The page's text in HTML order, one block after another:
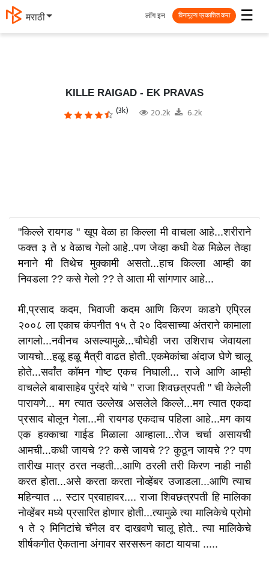
मराठी ☰
लॉग इन विनामूल्य प्रकाशित करा
KILLE RAIGAD - EK PRAVAS
(3k) 20.2k 6.2k
"किल्ले रायगड " खूप वेळा हा किल्ला मी वाचला आहे...शरीराने
फक्त ३ ते ४ वेळाच गेलो आहे..पण जेव्हा कधी वेळ मिळेल तेव्हा
मनाने मी तिथेच मुक्कामी असतो...हाच किल्ला आम्ही का
निवडला ?? कसे गेलो ?? ते आता मी सांगणार आहे...
मी,प्रसाद कदम, भिवाजी कदम आणि किरण काडगे एप्रिल
२००८ ला एकाच कंपनीत १५ ते २० दिवसाच्या अंतराने कामाला
लागलो...नवीनच असल्यामुळे...चौघेही जरा उशिराच जेवायला
जायचो...हळू हळू मैत्री वाढत होती..एकमेकांचा अंदाज घेणे चालू
होते...सर्वांत कॉमन गोष्ट एकच निघाली... राजे आणि आम्ही
वाचलेले बाबासाहेब पुरंदरे यांचे " राजा शिवछत्रपती " ची केलेली
पारायणे... मग त्यात उल्लेख असलेले किल्ले...मग त्यात एकदा
प्रसाद बोलून गेला...मी रायगड एकदाच पहिला आहे...मग काय
एक हक्काचा गाईड मिळाला आम्हाला...रोज चर्चा असायची
आमची...कधी जायचे ?? कसे जायचे ?? कुठून जायचे ?? पण
तारीख मात्र ठरत नव्हती...आणि ठरली तरी किरण नाही नाही
करत होता...असे करता करता नोव्हेंबर उजाडला...आणि त्याच
महिन्यात ... स्टार प्रवाहावर.... राजा शिवछत्रपती हि मालिका
नोव्हेंबर मध्ये प्रसारित होणार होती...त्यामुळे त्या मालिकेचे प्रोमो
१ ते २ मिनिटांचे चॅनेल वर दाखवणे चालू होते.. त्या मालिकेचे
शीर्षकगीत ऐकताना अंगावर सरसरून काटा यायचा .....